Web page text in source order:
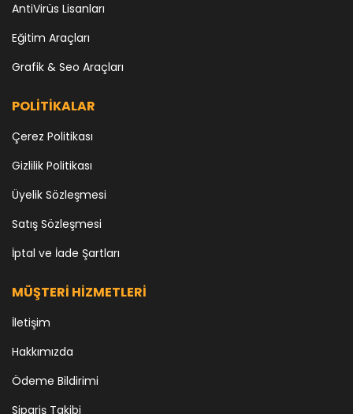
AntiVirüs Lisanları
Eğitim Araçları
Grafik & Seo Araçları
POLİTİKALAR
Çerez Politikası
Gizlilik Politikası
Üyelik Sözleşmesi
Satış Sözleşmesi
İptal ve İade Şartları
MÜŞTERİ HİZMETLERİ
İletişim
Hakkımızda
Ödeme Bildirimi
Sipariş Takibi